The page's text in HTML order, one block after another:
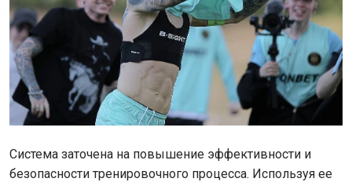
Система заточена на повышение эффективности и
безопасности тренировочного процесса. Используя ее